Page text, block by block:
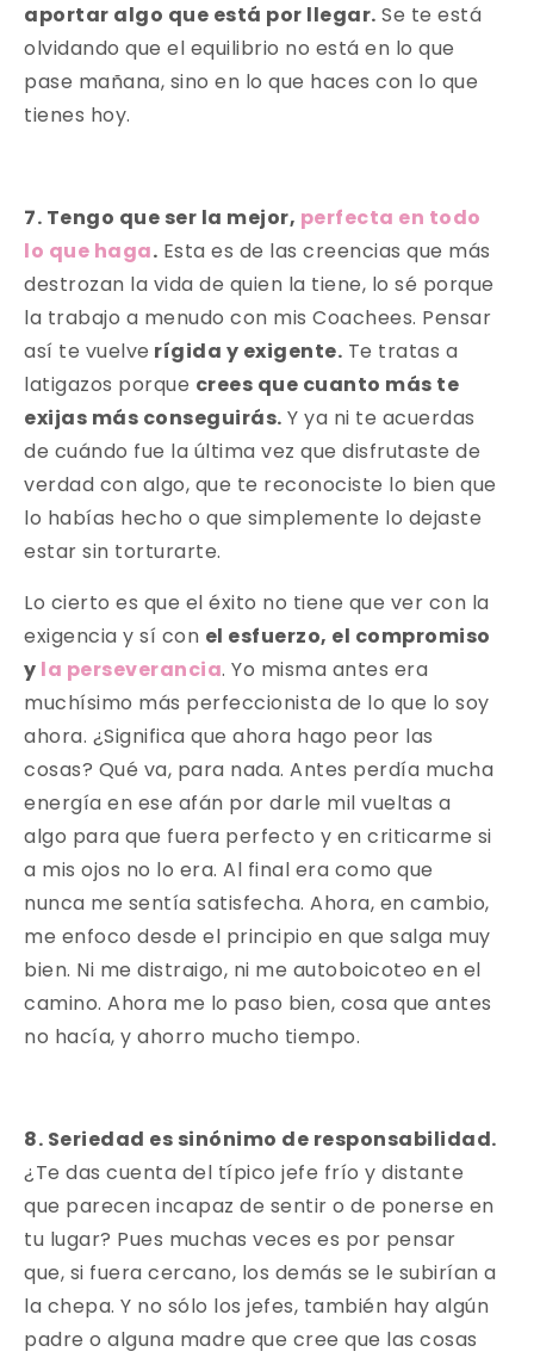
aportar algo que está por llegar. Se te está
olvidando que el equilibrio no está en lo que
pase mañana, sino en lo que haces con lo que
tienes hoy.
7. Tengo que ser la mejor, perfecta en todo
lo que haga. Esta es de las creencias que más
destrozan la vida de quien la tiene, lo sé porque
la trabajo a menudo con mis Coachees. Pensar
así te vuelve rígida y exigente. Te tratas a
latigazos porque crees que cuanto más te
exijas más conseguirás. Y ya ni te acuerdas
de cuándo fue la última vez que disfrutaste de
verdad con algo, que te reconociste lo bien que
lo habías hecho o que simplemente lo dejaste
estar sin torturarte.
Lo cierto es que el éxito no tiene que ver con la
exigencia y sí con el esfuerzo, el compromiso
y la perseverancia. Yo misma antes era
muchísimo más perfeccionista de lo que lo soy
ahora. ¿Significa que ahora hago peor las
cosas? Qué va, para nada. Antes perdía mucha
energía en ese afán por darle mil vueltas a
algo para que fuera perfecto y en criticarme si
a mis ojos no lo era. Al final era como que
nunca me sentía satisfecha. Ahora, en cambio,
me enfoco desde el principio en que salga muy
bien. Ni me distraigo, ni me autoboicoteo en el
camino. Ahora me lo paso bien, cosa que antes
no hacía, y ahorro mucho tiempo.
8. Seriedad es sinónimo de responsabilidad.
¿Te das cuenta del típico jefe frío y distante
que parecen incapaz de sentir o de ponerse en
tu lugar? Pues muchas veces es por pensar
que, si fuera cercano, los demás se le subirían a
la chepa. Y no sólo los jefes, también hay algún
padre o alguna madre que cree que las cosas